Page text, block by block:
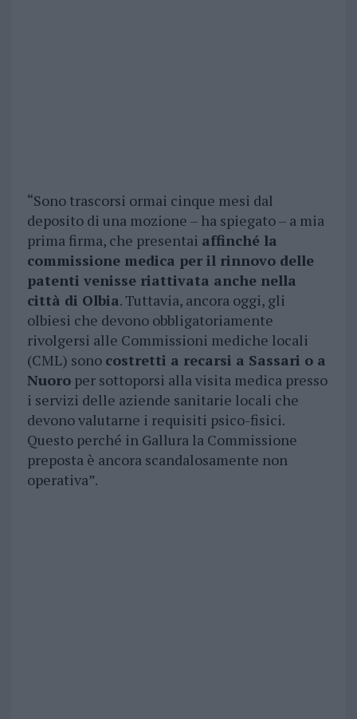
“Sono trascorsi ormai cinque mesi dal
deposito di una mozione – ha spiegato – a mia
prima firma, che presentai affinché la
commissione medica per il rinnovo delle
patenti venisse riattivata anche nella
città di Olbia. Tuttavia, ancora oggi, gli
olbiesi che devono obbligatoriamente
rivolgersi alle Commissioni mediche locali
(CML) sono costretti a recarsi a Sassari o a
Nuoroper sottoporsi alla visita medica presso
i servizi delle aziende sanitarie locali che
devono valutarne i requisiti psico-fisici.
Questo perché in Gallura la Commissione
preposta è ancora scandalosamente non
operativa”.